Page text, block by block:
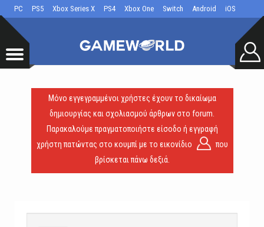
PC PS5 Xbox Series X PS4 Xbox One Switch Android iOS
Μόνο εγγεγραμμένοι χρήστες έχουν το δικαίωμα
δημιουργίας και σχολιασμού άρθρων στο forum.
Παρακαλούμε πραγματοποιήστε είσοδο ή εγγραφή
χρήστη πατώντας στο κουμπί με το εικονίδιο
που
βρίσκεται πάνω δεξιά.